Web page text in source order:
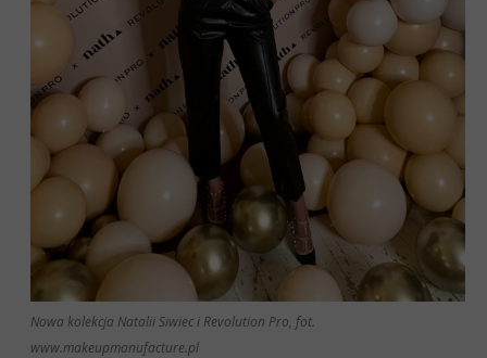
Nowa kolekcja Natalii Siwiec i Revolution Pro, fot.
www.makeupmanufacture.pl